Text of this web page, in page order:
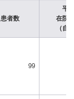
患者数
平
在院
（自
99